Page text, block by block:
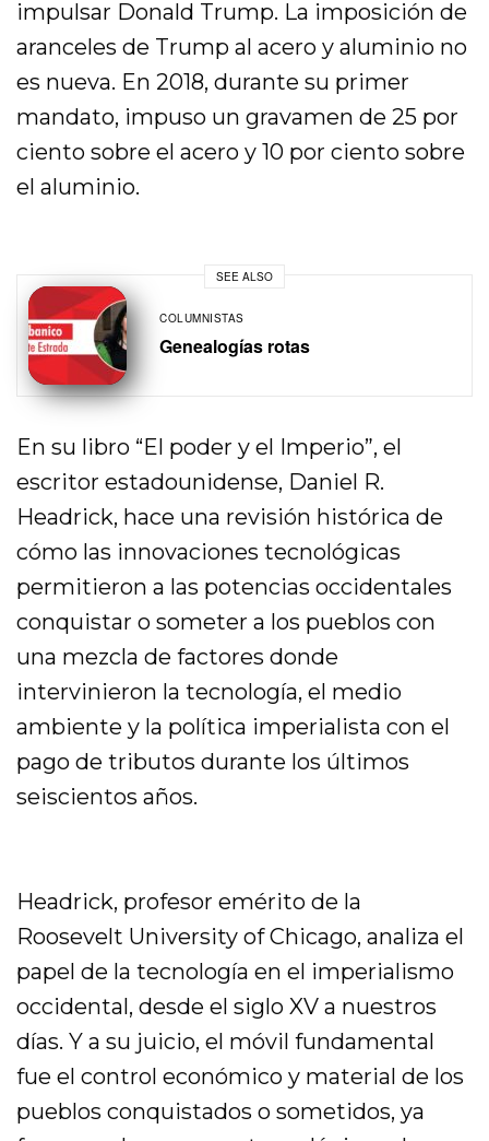
impulsar Donald Trump. La imposición de
aranceles de Trump al acero y aluminio no
es nueva. En 2018, durante su primer
mandato, impuso un gravamen de 25 por
ciento sobre el acero y 10 por ciento sobre
el aluminio.
SEE ALSO
COLUMNISTAS
Genealogías rotas
En su libro “El poder y el Imperio”, el
escritor estadounidense, Daniel R.
Headrick, hace una revisión histórica de
cómo las innovaciones tecnológicas
permitieron a las potencias occidentales
conquistar o someter a los pueblos con
una mezcla de factores donde
intervinieron la tecnología, el medio
ambiente y la política imperialista con el
pago de tributos durante los últimos
seiscientos años.
Headrick, profesor emérito de la
Roosevelt University of Chicago, analiza el
papel de la tecnología en el imperialismo
occidental, desde el siglo XV a nuestros
días. Y a su juicio, el móvil fundamental
fue el control económico y material de los
pueblos conquistados o sometidos, ya